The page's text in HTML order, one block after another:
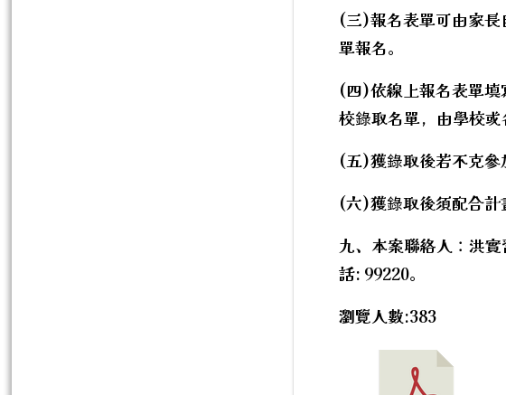
(三)報名表單可由家長
單報名。
(四)依線上報名表單
校錄取名單，由學校或
(五)獲錄取後若不克參
(六)獲錄取後須配合計
九、本案聯絡人：洪
話: 99220。
瀏覽人數:383